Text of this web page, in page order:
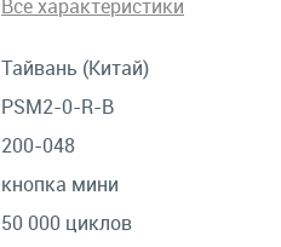
Все характеристики
Тайвань (Китай)
PSM2-0-R-B
200-048
кнопка мини
50 000 циклов